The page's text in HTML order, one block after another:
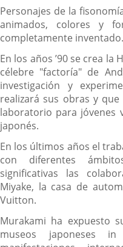
Personajes de la
animados, colores y
completamente inventado.
En los años ’90 se crea
célebre "factoría" de
investigación y
realizará sus obras y
laboratorio para jóvenes
japonés.
En los últimos años el
con diferentes
significativas las
Miyake, la casa de
Vuitton.
Murakami ha expuesto
museos japoneses